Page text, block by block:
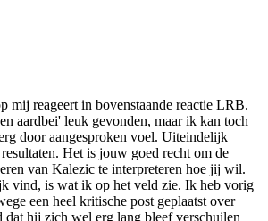
mij reageert in bovenstaande reactie LRB.
aardbei' leuk gevonden, maar ik kan toch
door aangesproken voel. Uiteindelijk
Het is jouw goed recht om de
van Kalezic te interpreteren hoe jij wil.
vind, is wat ik op het veld zie. Ik heb vorig
een heel kritische post geplaatst over
hij zich wel erg lang bleef verschuilen